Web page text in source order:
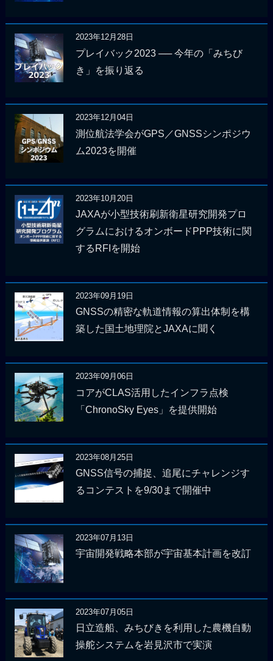
2023年12月28日
プレイバック2023 ── 今年の「みちび
き」を振り返る
2023年12月04日
測位航法学会がGPS／GNSSシンポジウ
ム2023を開催
2023年10月20日
JAXAが小型技術刷新衛星研究開発プロ
グラムにおけるオンボードPPP技術に関
するRFIを開始
2023年09月19日
GNSSの精密な軌道情報の算出体制を構
築した国土地理院とJAXAに聞く
2023年09月06日
コアがCLAS活用したインフラ点検
「ChronoSky Eyes」を提供開始
2023年08月25日
GNSS信号の捕捉、追尾にチャレンジす
るコンテストを9/30まで開催中
2023年07月13日
宇宙開発戦略本部が宇宙基本計画を改訂
2023年07月05日
日立造船、みちびきを利用した農機自動
操舵システムを岩見沢市で実演